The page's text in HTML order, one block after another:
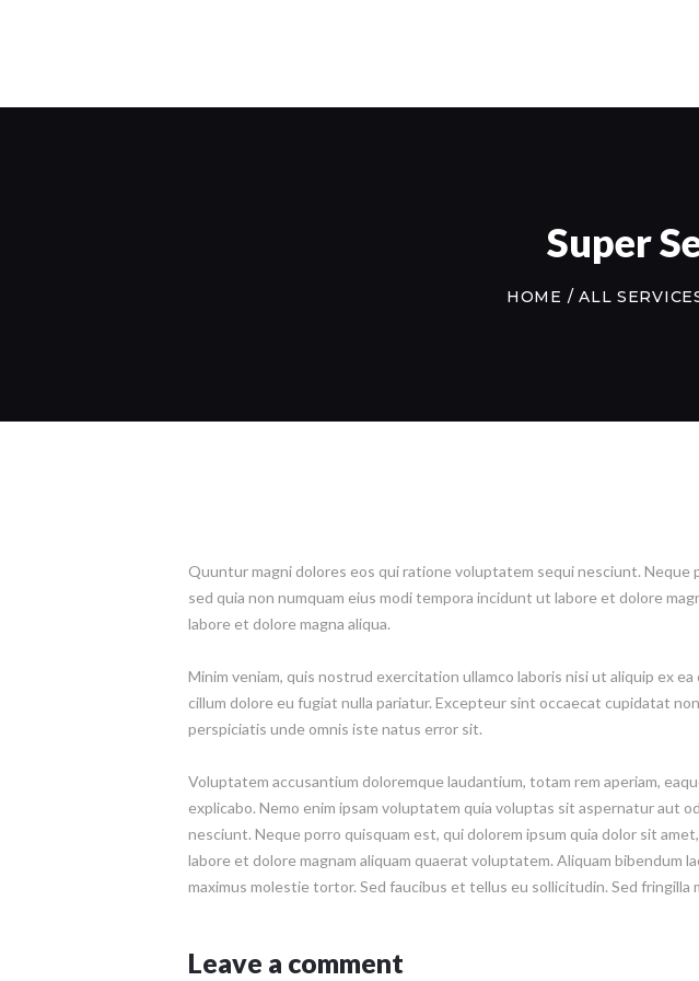
Super
HOME ALL
SERVICES
REVIEWS
CONTACT
Quuntur magni dolores eos qui ratione voluptatem sequi nesciunt.
sed quia non numquam eius modi tempora incidunt ut labore et dolore
labore et dolore magna aliqua.
Minim veniam, quis nostrud exercitation ullamco laboris nisi ut aliquip ex
cillum dolore eu fugiat nulla pariatur. Excepteur sint occaecat cupidatat
perspiciatis unde omnis iste natus error sit.
Voluptatem accusantium doloremque laudantium, totam rem aperiam,
explicabo. Nemo enim ipsam voluptatem quia voluptas sit aspernatur
nesciunt. Neque porro quisquam est, qui dolorem ipsum quia dolor sit
labore et dolore magnam aliquam quaerat voluptatem. Aliquam bibendum
maximus molestie tortor. Sed faucibus et tellus eu sollicitudin. Sed fringilla
Leave a comment